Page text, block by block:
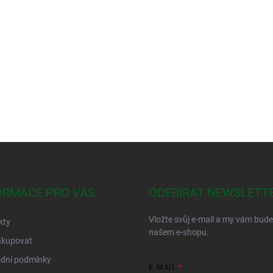
PRO VÁS
podmínky
ODEBÍRAT
Vložte svůj e-mail a my vám
našem e-shopu.
E-MAIL